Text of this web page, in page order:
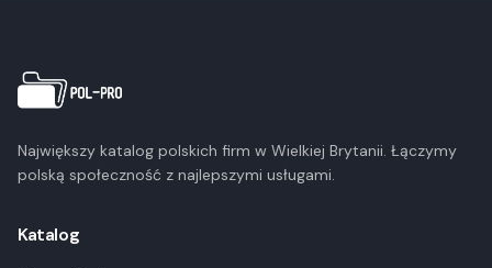
Największy katalog polskich firm w Wielkiej Brytanii. Łączymy
polską społeczność z najlepszymi usługami.
Katalog